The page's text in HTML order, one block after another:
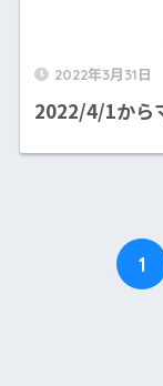
2022年3月31日
2022/4/1から
1